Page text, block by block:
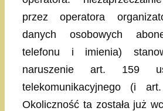
przez operatora
danych osobowych
telefonu i imienia)
naruszenie art. 159
telekomunikacyjnego (i
Okoliczność ta została już